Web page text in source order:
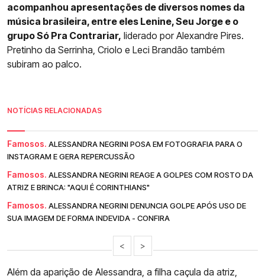
acompanhou apresentações de diversos nomes da
música brasileira, entre eles Lenine, Seu Jorge e o
grupo Só Pra Contrariar, liderado por Alexandre Pires.
Pretinho da Serrinha, Criolo e Leci Brandão também
subiram ao palco.
NOTÍCIAS RELACIONADAS
Famosos. ALESSANDRA NEGRINI POSA EM FOTOGRAFIA PARA O
INSTAGRAM E GERA REPERCUSSÃO
Famosos. ALESSANDRA NEGRINI REAGE A GOLPES COM ROSTO DA
ATRIZ E BRINCA: "AQUI É CORINTHIANS"
Famosos. ALESSANDRA NEGRINI DENUNCIA GOLPE APÓS USO DE
SUA IMAGEM DE FORMA INDEVIDA - CONFIRA
< >
Além da aparição de Alessandra, a filha caçula da atriz,